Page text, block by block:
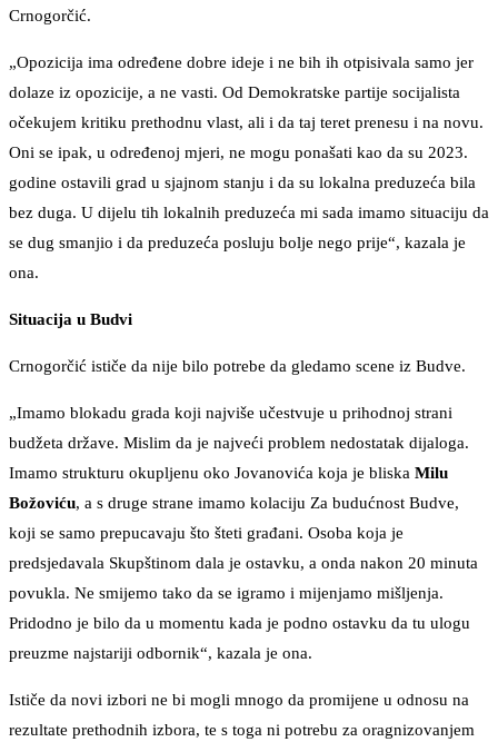
Crnogorčić.
„Opozicija ima određene dobre ideje i ne bih ih otpisivala samo jer
dolaze iz opozicije, a ne vasti. Od Demokratske partije socijalista
očekujem kritiku prethodnu vlast, ali i da taj teret prenesu i na novu.
Oni se ipak, u određenoj mjeri, ne mogu ponašati kao da su 2023.
godine ostavili grad u sjajnom stanju i da su lokalna preduzeća bila
bez duga. U dijelu tih lokalnih preduzeća mi sada imamo situaciju da
se dug smanjio i da preduzeća posluju bolje nego prije“, kazala je
ona.
Situacija u Budvi
Crnogorčić ističe da nije bilo potrebe da gledamo scene iz Budve.
„Imamo blokadu grada koji najviše učestvuje u prihodnoj strani
budžeta države. Mislim da je najveći problem nedostatak dijaloga.
Imamo strukturu okupljenu oko Jovanovića koja je bliska Milu
Božoviću, a s druge strane imamo kolaciju Za budućnost Budve,
koji se samo prepucavaju što šteti građani. Osoba koja je
predsjedavala Skupštinom dala je ostavku, a onda nakon 20 minuta
povukla. Ne smijemo tako da se igramo i mijenjamo mišljenja.
Pridodno je bilo da u momentu kada je podno ostavku da tu ulogu
preuzme najstariji odbornik“, kazala je ona.
Ističe da novi izbori ne bi mogli mnogo da promijene u odnosu na
rezultate prethodnih izbora, te s toga ni potrebu za oragnizovanjem